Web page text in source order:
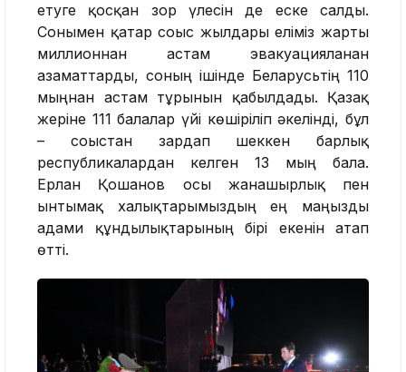
етуге қосқан зор үлесін де еске салды.
Сонымен қатар соғыс жылдары еліміз жарты
миллионнан астам эвакуацияланған
азаматтарды, соның ішінде Беларусьтің 110
мыңнан астам тұрғынын қабылдады. Қазақ
жеріне 111 балалар үйі көшіріліп әкелінді, бұл
– соғыстан зардап шеккен барлық
республикалардан келген 13 мың бала.
Ерлан Қошанов осы жанашырлық пен
ынтымақ халықтарымыздың ең маңызды
адами құндылықтарының бірі екенін атап
өтті.